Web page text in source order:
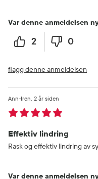
Var denne anmeldelsen
2 0
flagg denne anmeldelsen
Effektiv lindring
2 år siden
Ann-Iren
Rask og effektiv lindring av
Var denne anmeldelsen